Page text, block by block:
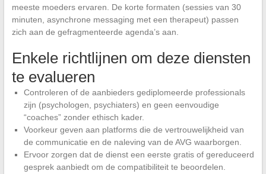
meeste moeders ervaren. De korte formaten (sessies van 30
minuten, asynchrone messaging met een therapeut) passen
zich aan de gefragmenteerde agenda’s aan.
Enkele richtlijnen om deze diensten
te evalueren
Controleren of de aanbieders gediplomeerde professionals
zijn (psychologen, psychiaters) en geen eenvoudige
“coaches” zonder ethisch kader.
Voorkeur geven aan platforms die de vertrouwelijkheid van
de communicatie en de naleving van de AVG waarborgen.
Ervoor zorgen dat de dienst een eerste gratis of gereduceerd
gesprek aanbiedt om de compatibiliteit te beoordelen.